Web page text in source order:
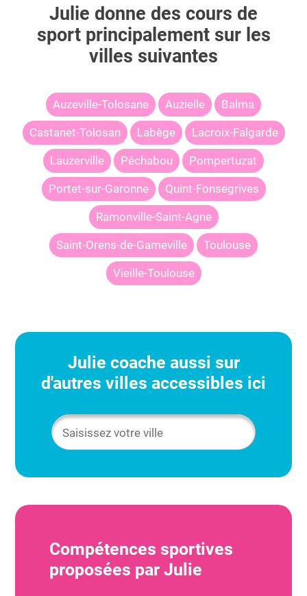
Julie donne des cours de
sport principalement sur les
villes suivantes
Auzeville-Tolosane Auzielle Balma
Castanet-Tolosan Labège Lacroix-Falgarde
Lauzerville Péchabou Pompertuzat
Portet-sur-Garonne Quint-Fonsegrives
Ramonville-Saint-Agne
Saint-Orens-de-Gameville Toulouse
Vieille-Toulouse
Julie coache aussi sur
d'autres villes accessibles ici
Compétences sportives
proposées parJulie